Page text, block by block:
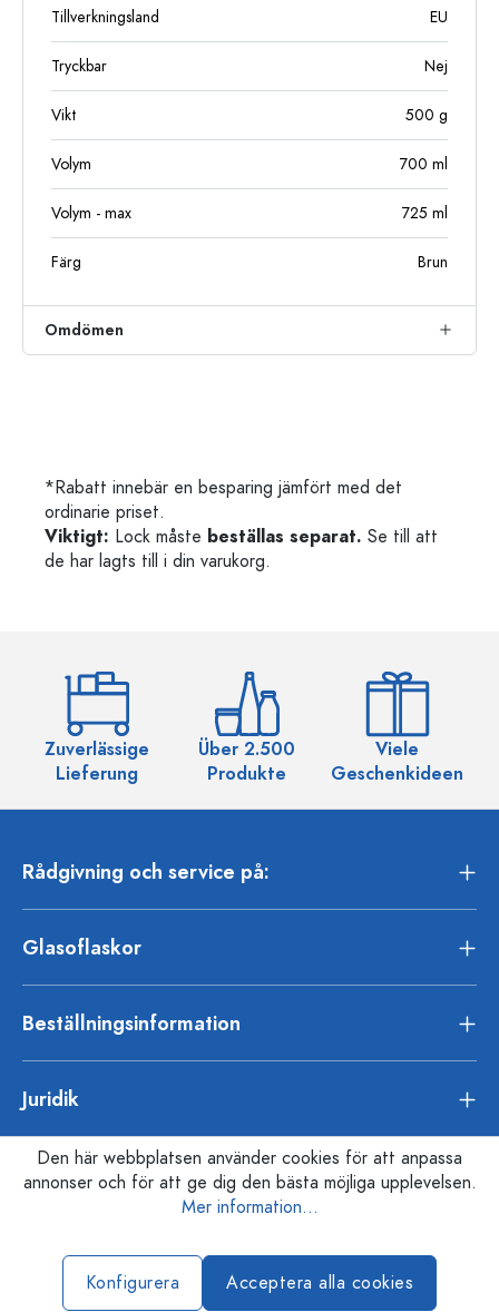
Tillverkningsland EU
Tryckbar Nej
Vikt 500 g
Volym 700 ml
Volym - max 725 ml
Färg Brun
Omdömen
*Rabatt innebär en besparing jämfört med det
ordinarie priset.
Viktigt: Lock måste beställas separat. Se till att
de har lagts till i din varukorg.
Zuverlässige
Lieferung
Über 2.500
Produkte
Viele
Geschenkideen
Rådgivning och service på:
Glasoflaskor
Beställningsinformation
Juridik
Den här webbplatsen använder cookies för att anpassa
annonser och för att ge dig den bästa möjliga upplevelsen.
Mer information...
Konfigurera Acceptera alla cookies